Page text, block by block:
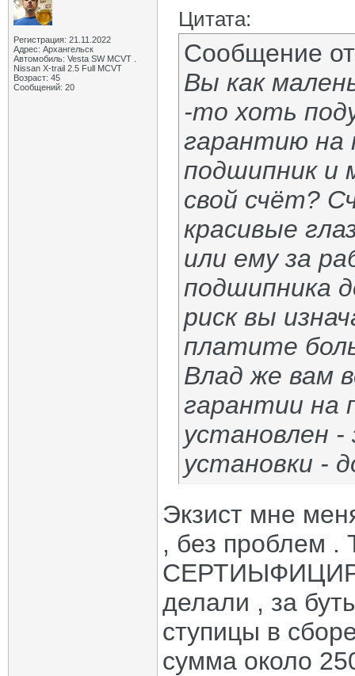
Регистрация: 21.11.2022
Адрес: Архангельск
Автомобиль: Vesta SW MCVT .
Nissan X-trail 2.5 Full MCVT
Возраст: 45
Сообщений: 20
Цитата:
Сообщение
Вы как
-то хоть
гарантию на
подшипник и
свой счёт?
красивые
или ему за
подшипника
риск вы
платите
Влад же вам
гарантии на
установлен
установки -
Экзист мне
, без проблем .
делали , за
ступицы в
сумма около